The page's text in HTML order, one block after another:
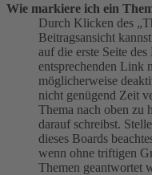
Wie markiere ich ein
Durch Klicken des
Beitragsansicht
auf die erste Seite
entsprechenden Link
möglicherweise
nicht genügend Zeit
Thema nach oben zu
darauf schreibst.
dieses Boards
wenn ohne triftigen
Themen geantwortet